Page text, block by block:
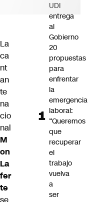
La
ca
nt
an
te
na
cio
nal
M
on
La
fer
te
se
UDI
entrega
al
Gobierno
20
propuestas
para
enfrentar
la
emergencia
laboral:
“Queremos
que
recuperar
el
trabajo
vuelva
a
ser